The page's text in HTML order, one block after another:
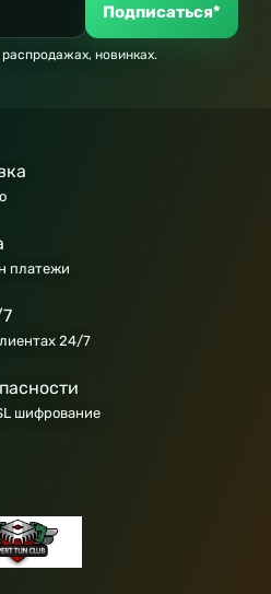
Подписаться*
новинках.
платежи
24/7
шифрование